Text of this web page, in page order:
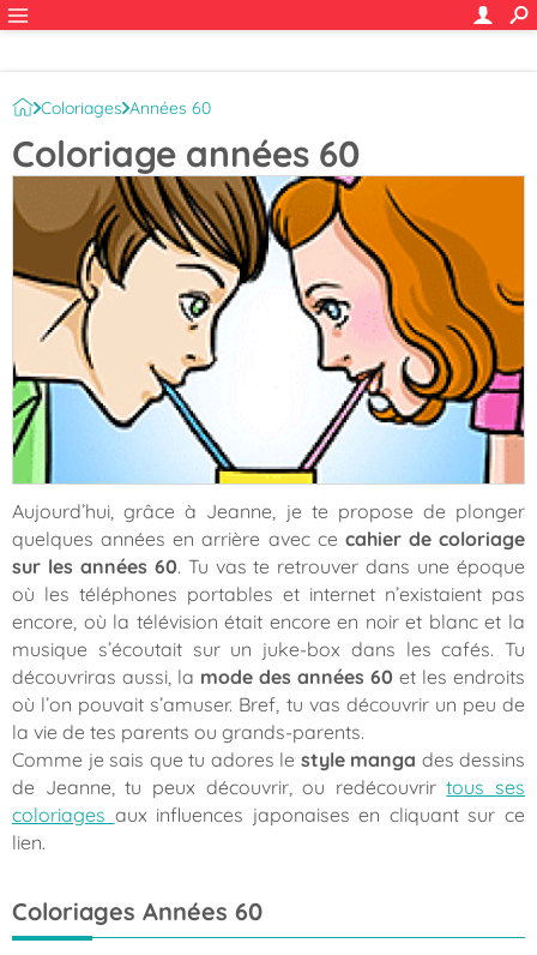
Coloriages Années 60
Coloriage années 60
Aujourd’hui, grâce à Jeanne, je te propose de plonger
quelques années en arrière avec ce cahier de coloriage
sur les années 60. Tu vas te retrouver dans une époque
où les téléphones portables et internet n’existaient pas
encore, où la télévision était encore en noir et blanc et la
musique s’écoutait sur un juke-box dans les cafés. Tu
découvriras aussi, la mode des années 60 et les endroits
où l’on pouvait s’amuser. Bref, tu vas découvrir un peu de
la vie de tes parents ou grands-parents.
Comme je sais que tu adores le style manga des dessins
de Jeanne, tu peux découvrir, ou redécouvrirtous ses
coloriages aux influences japonaises en cliquant sur ce
lien.
Coloriages Années 60